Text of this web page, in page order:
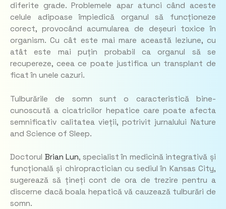
diferite grade. Problemele apar atunci când aceste
celule adipoase împiedică organul să funcționeze
corect, provocând acumularea de deșeuri toxice în
organism. Cu cât este mai mare această leziune, cu
atât este mai puțin probabil ca organul să se
recupereze, ceea ce poate justifica un transplant de
ficat în unele cazuri.
Tulburările de somn sunt o caracteristică bine-
cunoscută a cicatricilor hepatice care poate afecta
semnificativ calitatea vieții, potrivit jurnalului Nature
and Science of Sleep.
Doctorul Brian Lun, specialist în medicină integrativă și
funcțională și chiropractician cu sediul în Kansas City,
sugerează să țineți cont de ora de trezire pentru a
discerne dacă boala hepatică vă cauzează tulburări de
somn.